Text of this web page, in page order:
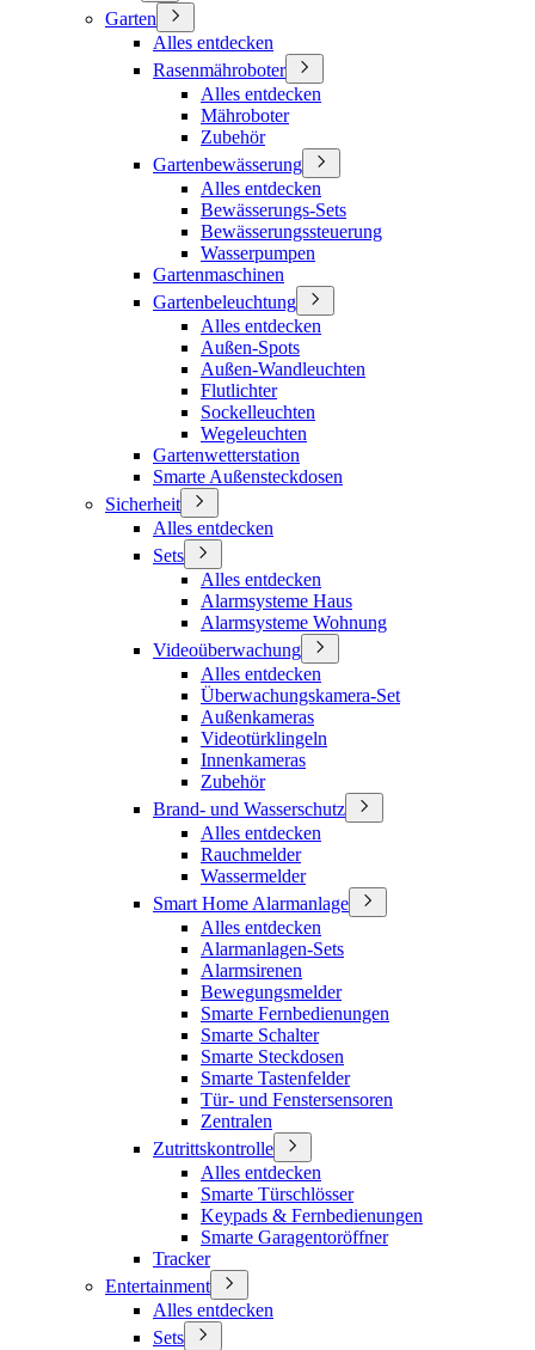
Garten
Alles entdecken
Rasenmähroboter
Alles entdecken
Mähroboter
Zubehör
Gartenbewässerung
Alles entdecken
Bewässerungs-Sets
Bewässerungssteuerung
Wasserpumpen
Gartenmaschinen
Gartenbeleuchtung
Alles entdecken
Außen-Spots
Außen-Wandleuchten
Flutlichter
Sockelleuchten
Wegeleuchten
Gartenwetterstation
Smarte Außensteckdosen
Sicherheit
Alles entdecken
Sets
Alles entdecken
Alarmsysteme Haus
Alarmsysteme Wohnung
Videoüberwachung
Alles entdecken
Überwachungskamera-Set
Außenkameras
Videotürklingeln
Innenkameras
Zubehör
Brand- und Wasserschutz
Alles entdecken
Rauchmelder
Wassermelder
Smart Home Alarmanlage
Alles entdecken
Alarmanlagen-Sets
Alarmsirenen
Bewegungsmelder
Smarte Fernbedienungen
Smarte Schalter
Smarte Steckdosen
Smarte Tastenfelder
Tür- und Fenstersensoren
Zentralen
Zutrittskontrolle
Alles entdecken
Smarte Türschlösser
Keypads & Fernbedienungen
Smarte Garagentoröffner
Tracker
Entertainment
Alles entdecken
Sets